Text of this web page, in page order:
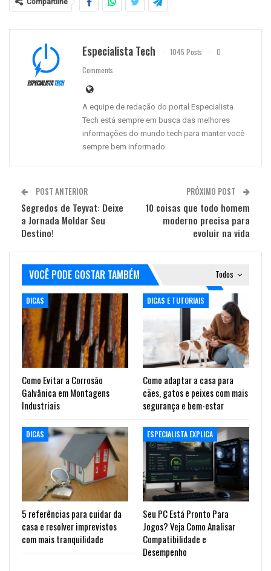
Especialista Tech 1045 Posts
0
Comments
A equipe de redação do portal Especialista
Tech está sempre em busca das melhores
informações do mundo tech para manter você
sempre bem informado.
POST ANTERIOR
Segredos de Teyvat: Deixe
a Jornada Moldar Seu
Destino!
PRÓXIMO POST
10 coisas que todo homem
moderno precisa para
evoluir na vida
Todos
VOCÊ PODE GOSTAR TAMBÉM
DICAS
Como Evitar a Corrosão
Galvânica em Montagens
Industriais
DICAS E TUTORIAIS
Como adaptar a casa para
cães, gatos e peixes com mais
segurança e bem-estar
DICAS
5 referências para cuidar da
casa e resolver imprevistos
com mais tranquilidade
ESPECIALISTA EXPLICA
Seu PC Está Pronto Para
Jogos? Veja Como Analisar
Compatibilidade e
Desempenho